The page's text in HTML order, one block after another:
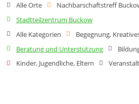
Alle Orte
Nachbarschaftstreff
Stadtteilzentrum Buckow
Alle Kategorien
Begegnung,
Beratung und Unterstützung
Kinder, Jugendliche, Eltern